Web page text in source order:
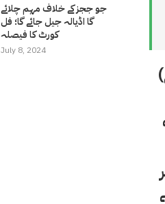
روپے)
8.80 روپے
جو ججز کے خلاف مہم چلائے
گا اڈیالہ جیل جائے گا؛ فل
کورٹ کا فیصلہ
July 8, 2024